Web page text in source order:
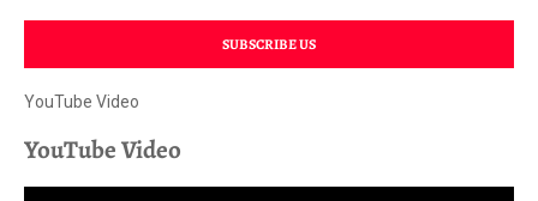
SUBSCRIBE US
YouTube Video
YouTube Video